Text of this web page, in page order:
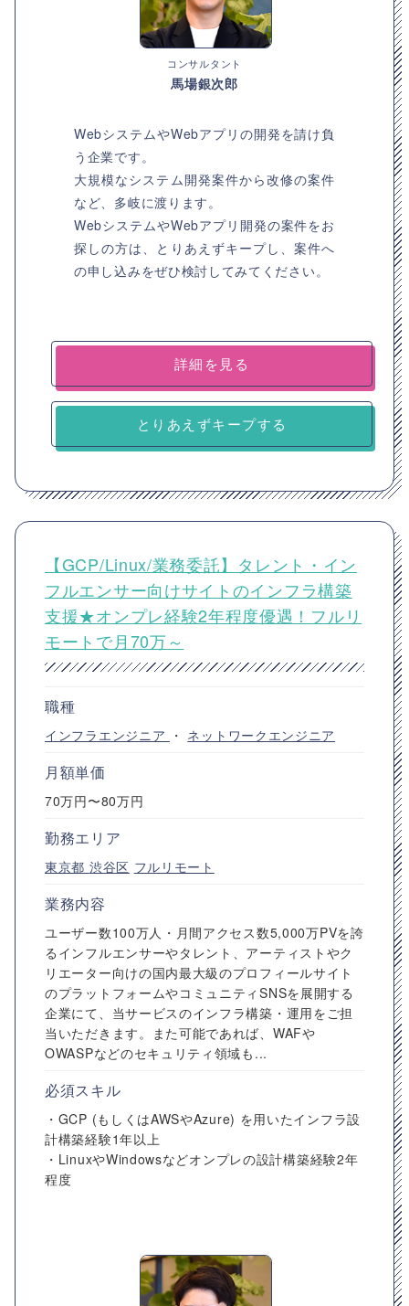
コンサルタント
馬場銀次郎
WebシステムやWebアプリの開発を請け負
う企業です。
大規模なシステム開発案件から改修の案件
など、多岐に渡ります。
WebシステムやWebアプリ開発の案件をお
探しの方は、とりあえずキープし、案件へ
の申し込みをぜひ検討してみてください。
詳細を見る
とりあえずキープする
【GCP/Linux/業務委託】タレント・イン
フルエンサー向けサイトのインフラ構築
支援★オンプレ経験2年程度優遇！フルリ
モートで月70万～
職種
インフラエンジニア ・ ネットワークエンジニア
月額単価
70万円〜80万円
勤務エリア
東京都 渋谷区 フルリモート
業務内容
ユーザー数100万人・月間アクセス数5,000万PVを誇
るインフルエンサーやタレント、アーティストやク
リエーター向けの国内最大級のプロフィールサイト
のプラットフォームやコミュニティSNSを展開する
企業にて、当サービスのインフラ構築・運用をご担
当いただきます。また可能であれば、WAFや
OWASPなどのセキュリティ領域も...
必須スキル
・GCP (もしくはAWSやAzure) を用いたインフラ設
計構築経験1年以上
・LinuxやWindowsなどオンプレの設計構築経験2年
程度